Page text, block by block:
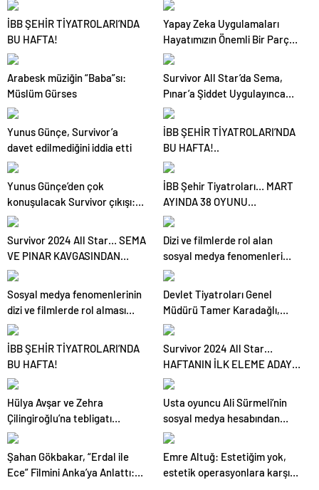
İBB ŞEHİR TİYATROLARI’NDA
BU HAFTA!
Yapay Zeka Uygulamaları
Hayatımızın Önemli Bir Parçası
Haline Geliyor
Arabesk müziğin “Baba”sı:
Müslüm Gürses
Survivor All Star’da Sema,
Pınar’a Şiddet Uygulayınca
Diskalifiye Edildi
Yunus Günçe, Survivor’a
davet edilmediğini iddia etti
İBB ŞEHİR TİYATROLARI’NDA
BU HAFTA!..
Yunus Günçe’den çok
konuşulacak Survivor çıkışı:
Davet edilmeme rağmen
İBB Şehir Tiyatroları… MART
AYINDA 38 OYUNU
SEYİRCİYLE
Survivor 2024 All Star… SEMA
VE PINAR KAVGASINDAN
DİSKALİFİYE ÇIKTI!
Dizi ve filmlerde rol alan
sosyal medya fenomenleri
sinema sektöründe kaliteyi
Sosyal medya fenomenlerinin
dizi ve filmlerde rol alması
tartışmalara neden oluyor
Devlet Tiyatroları Genel
Müdürü Tamer Karadağlı,
EGEKAF 24’e konuk oldu
İBB ŞEHİR TİYATROLARI’NDA
BU HAFTA!
Survivor 2024 All Star…
HAFTANIN İLK ELEME ADAYI
BELİ OLDU, HAKAN NASIL
Hülya Avşar ve Zehra
Çilingiroğlu’na tebligatı
dağıtan kurye hakkında dava
Usta oyuncu Ali Sürmeli’nin
sosyal medya hesabından
yapılan paylaşımlarla ilgili
Şahan Gökbakar, “Erdal ile
Ece” Filmini Anka’ya Anlattı:
Emre Altuğ: Estetiğim yok,
estetik operasyonlara karşı